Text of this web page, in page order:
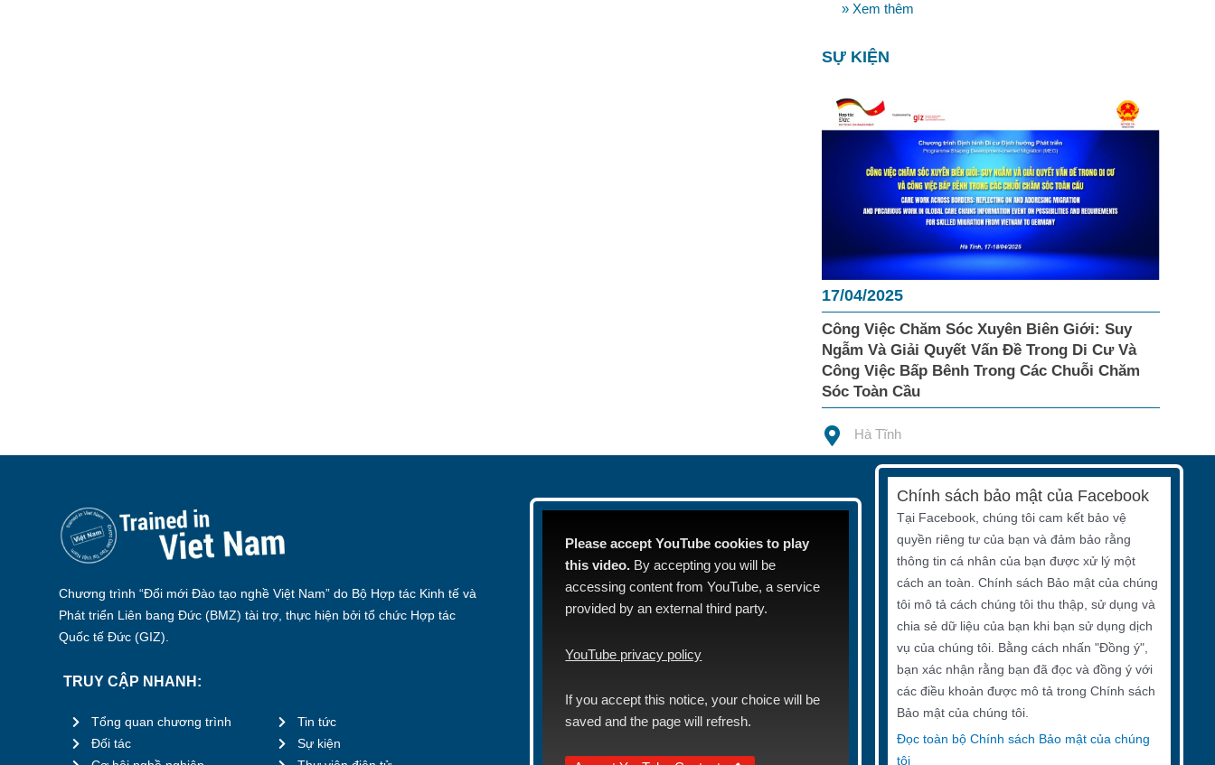
» Xem thêm
SỰ KIỆN
17/04/2025
Công Việc Chăm Sóc Xuyên Biên Giới: Suy
Ngẫm Và Giải Quyết Vấn Đề Trong Di Cư Và
Công Việc Bấp Bênh Trong Các Chuỗi Chăm
Sóc Toàn Cầu
Hà Tĩnh
Chương trình “Đổi mới Đào tạo nghề Việt Nam” do Bộ Hợp tác Kinh tế và
Phát triển Liên bang Đức (BMZ) tài trợ, thực hiện bởi tổ chức Hợp tác
Quốc tế Đức (GIZ).
TRUY CẬP NHANH:
Tổng quan chương trình
Đối tác
Tin tức
Sự kiện
Please accept YouTube cookies to play
this video. By accepting you will be
accessing content from YouTube, a service
provided by an external third party.
YouTube privacy policy
If you accept this notice, your choice will be
saved and the page will refresh.
Chính sách bảo mật của Facebook
Tại Facebook, chúng tôi cam kết bảo vệ
quyền riêng tư của bạn và đảm bảo rằng
thông tin cá nhân của bạn được xử lý một
cách an toàn. Chính sách Bảo mật của chúng
tôi mô tả cách chúng tôi thu thập, sử dụng và
chia sẻ dữ liệu của bạn khi bạn sử dụng dịch
vụ của chúng tôi. Bằng cách nhấn "Đồng ý",
bạn xác nhận rằng bạn đã đọc và đồng ý với
các điều khoản được mô tả trong Chính sách
Bảo mật của chúng tôi.
Đọc toàn bộ Chính sách Bảo mật của chúng
tôi